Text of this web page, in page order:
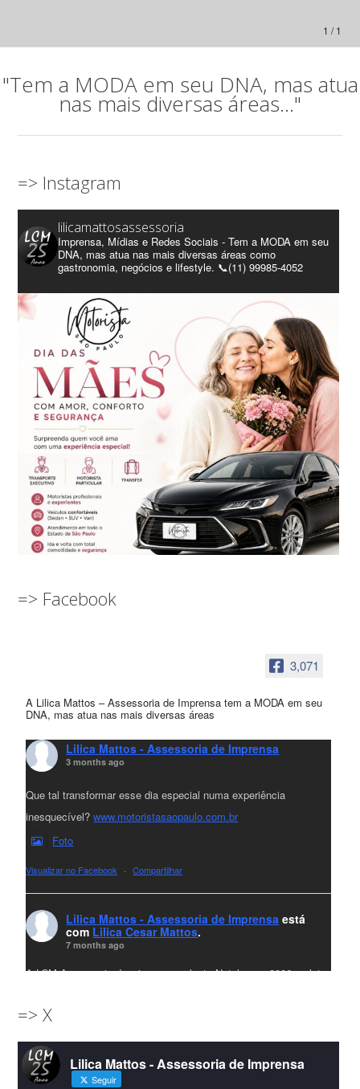
1 / 1
"Tem a MODA em seu DNA, mas atua
nas mais diversas áreas..."
=> Instagram
lilicamattosassessoria
Imprensa, Mídias e Redes Sociais - Tem a MODA em seu
DNA, mas atua nas mais diversas áreas como
gastronomia, negócios e lifestyle. 📞(11) 99985-4052
=> Facebook
3,071
A Lilica Mattos – Assessoria de Imprensa tem a MODA em seu
DNA, mas atua nas mais diversas áreas
Lilica Mattos - Assessoria de Imprensa
3 months ago
Que tal transformar esse dia especial numa experiência
inesquecível?www.motoristasaopaulo.com.br
Foto
Visualizar no Facebook · Compartilhar
Lilica Mattos - Assessoria de Imprensa está
com Lilica Cesar Mattos.
7 months ago
A LCM Assessoria deseja um excelente Natal e um 2026 repleto
amigos que sempre nos acompanham!🎄✨🥂❤️
#lcmassessoriassessoria#natal #merrychristmas #felizanonovo
#HappyNewYear
=> X
Lilica Mattos - Assessoria de Imprensa
Seguir